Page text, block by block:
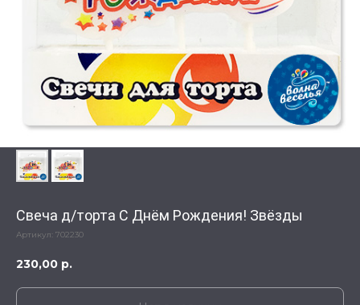
Свеча д/торта С Днём Рождения! Звёзды
Артикул: 702230
230,00 р.